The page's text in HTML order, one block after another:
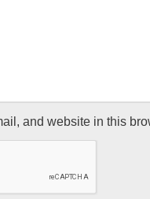
and website in this